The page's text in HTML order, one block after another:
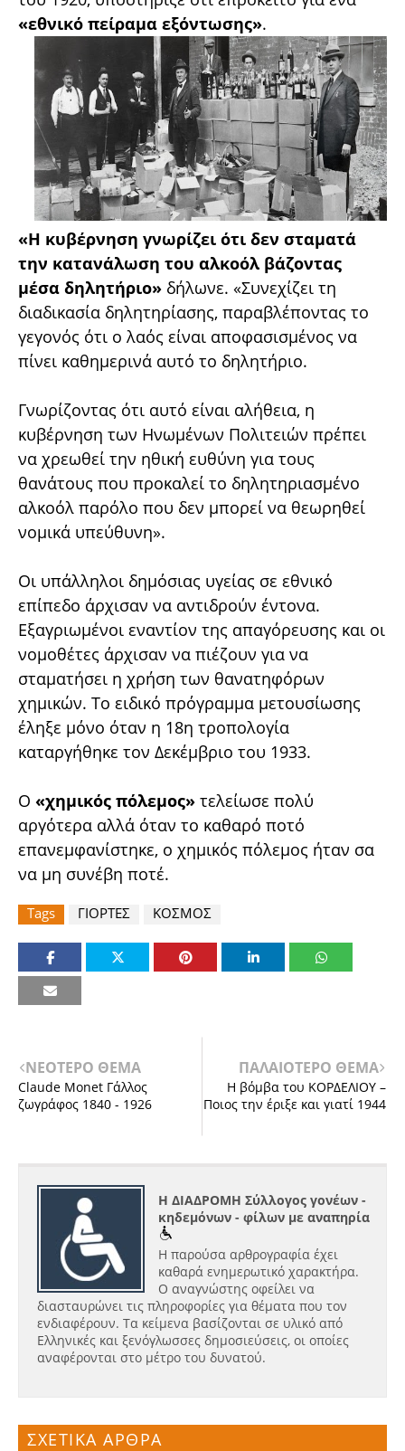
«εθνικό πείραμα εξόντωσης».
«Η κυβέρνηση γνωρίζει ότι δεν σταματά
την κατανάλωση του αλκοόλ βάζοντας
μέσα δηλητήριο» δήλωνε. «Συνεχίζει τη
διαδικασία δηλητηρίασης, παραβλέποντας το
γεγονός ότι ο λαός είναι αποφασισμένος να
πίνει καθημερινά αυτό το δηλητήριο.
Γνωρίζοντας ότι αυτό είναι αλήθεια, η
κυβέρνηση των Ηνωμένων Πολιτειών πρέπει
να χρεωθεί την ηθική ευθύνη για τους
θανάτους που προκαλεί το δηλητηριασμένο
αλκοόλ παρόλο που δεν μπορεί να θεωρηθεί
νομικά υπεύθυνη».
Οι υπάλληλοι δημόσιας υγείας σε εθνικό
επίπεδο άρχισαν να αντιδρούν έντονα.
Εξαγριωμένοι εναντίον της απαγόρευσης και οι
νομοθέτες άρχισαν να πιέζουν για να
σταματήσει η χρήση των θανατηφόρων
χημικών. Το ειδικό πρόγραμμα μετουσίωσης
έληξε μόνο όταν η 18η τροπολογία
καταργήθηκε τον Δεκέμβριο του 1933.
Ο «χημικός πόλεμος» τελείωσε πολύ
αργότερα αλλά όταν το καθαρό ποτό
επανεμφανίστηκε, ο χημικός πόλεμος ήταν σα
να μη συνέβη ποτέ.
Tags ΓΙΟΡΤΕΣ ΚΟΣΜΟΣ
ΝΕΟΤΕΡΟ ΘΕΜΑ
Claude Monet Γάλλος
ζωγράφος 1840 - 1926
ΠΑΛΑΙΟΤΕΡΟ ΘΕΜΑ
Η βόμβα του ΚΟΡΔΕΛΙΟΥ –
Ποιος την έριξε και γιατί 1944
Η ΔΙΑΔΡΟΜΗ Σύλλογος γονέων -
κηδεμόνων - φίλων με αναπηρία
Η παρούσα αρθρογραφία έχει
καθαρά ενημερωτικό χαρακτήρα.
Ο αναγνώστης οφείλει να
διασταυρώνει τις πληροφορίες για θέματα που τον
ενδιαφέρουν. Τα κείμενα βασίζονται σε υλικό από
Ελληνικές και ξενόγλωσσες δημοσιεύσεις, οι οποίες
αναφέρονται στο μέτρο του δυνατού.
ΣΧΕΤΙΚΑ ΑΡΘΡΑ